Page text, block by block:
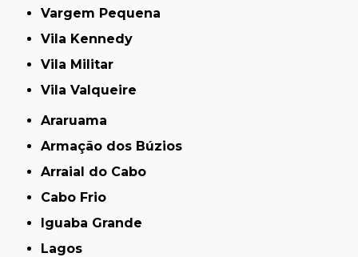
Vargem Pequena
Vila Kennedy
Vila Militar
Vila Valqueire
Araruama
Armação dos Búzios
Arraial do Cabo
Cabo Frio
Iguaba Grande
Lagos